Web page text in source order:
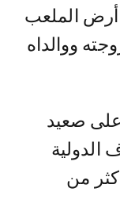
أرض الملعب
ووالداه
صعيد
والأهداف الدولية
من